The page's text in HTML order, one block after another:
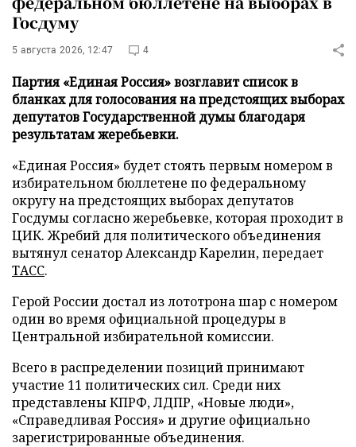
Госдуму
5 августа 2026, 12:47 4
Партия «Единая Россия» возглавит список в
бланках для голосования на предстоящих выборах
депутатов Государственной думы благодаря
результатам жеребьевки.
«Единая Россия» будет стоять первым номером в
избирательном бюллетене по федеральному
округу на предстоящих выборах депутатов
Госдумы согласно жеребьевке, которая проходит в
ЦИК. Жребий для политического объединения
вытянул сенатор Александр Карелин, передает
ТАСС.
Герой России достал из лототрона шар с номером
один во время официальной процедуры в
Центральной избирательной комиссии.
Всего в распределении позиций принимают
участие 11 политических сил. Среди них
представлены КПРФ, ЛДПР, «Новые люди»,
«Справедливая Россия» и другие официально
зарегистрированные объединения.